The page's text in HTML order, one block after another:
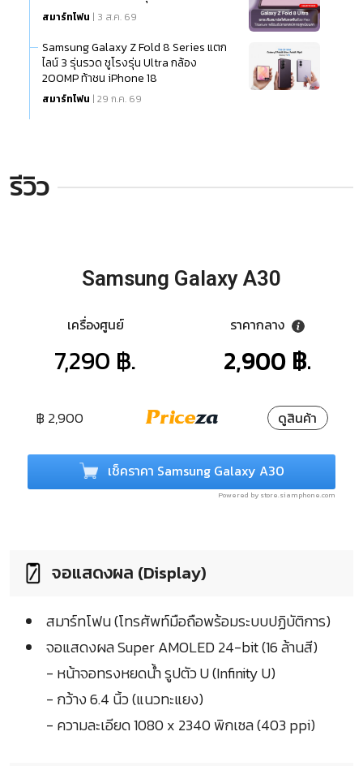
สมาร์ทโฟน | 3 ส.ค. 69
Samsung Galaxy Z Fold 8 Series แตก
ไลน์ 3 รุ่นรวด ชูโรงรุ่น Ultra กล้อง
200MP ท้าชน iPhone 18
สมาร์ทโฟน | 29 ก.ค. 69
รีวิว
Samsung Galaxy A30
เครื่องศูนย์
7,290 ฿.
ราคากลาง
2,900 ฿.
฿ 2,900 ดูสินค้า
เช็คราคา Samsung Galaxy A30
Powered by store.siamphone.com
จอแสดงผล (Display)
สมาร์ทโฟน (โทรศัพท์มือถือพร้อมระบบปฏิบัติการ)
จอแสดงผล Super AMOLED 24-bit (16 ล้านสี)
- หน้าจอทรงหยดน้ำ รูปตัว U (Infinity U)
- กว้าง 6.4 นิ้ว (แนวทะแยง)
- ความละเอียด 1080 x 2340 พิกเซล (403 ppi)